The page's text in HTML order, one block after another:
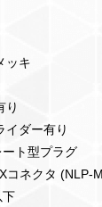
ッキ
り
イダー有り
ート型プラグ
コネクタ (NLP-
下